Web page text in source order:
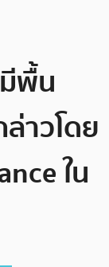
พื้น
าวโดย
ใน